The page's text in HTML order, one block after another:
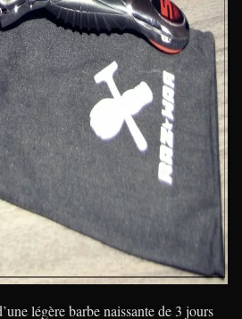
légère barbe naissante de 3 jours